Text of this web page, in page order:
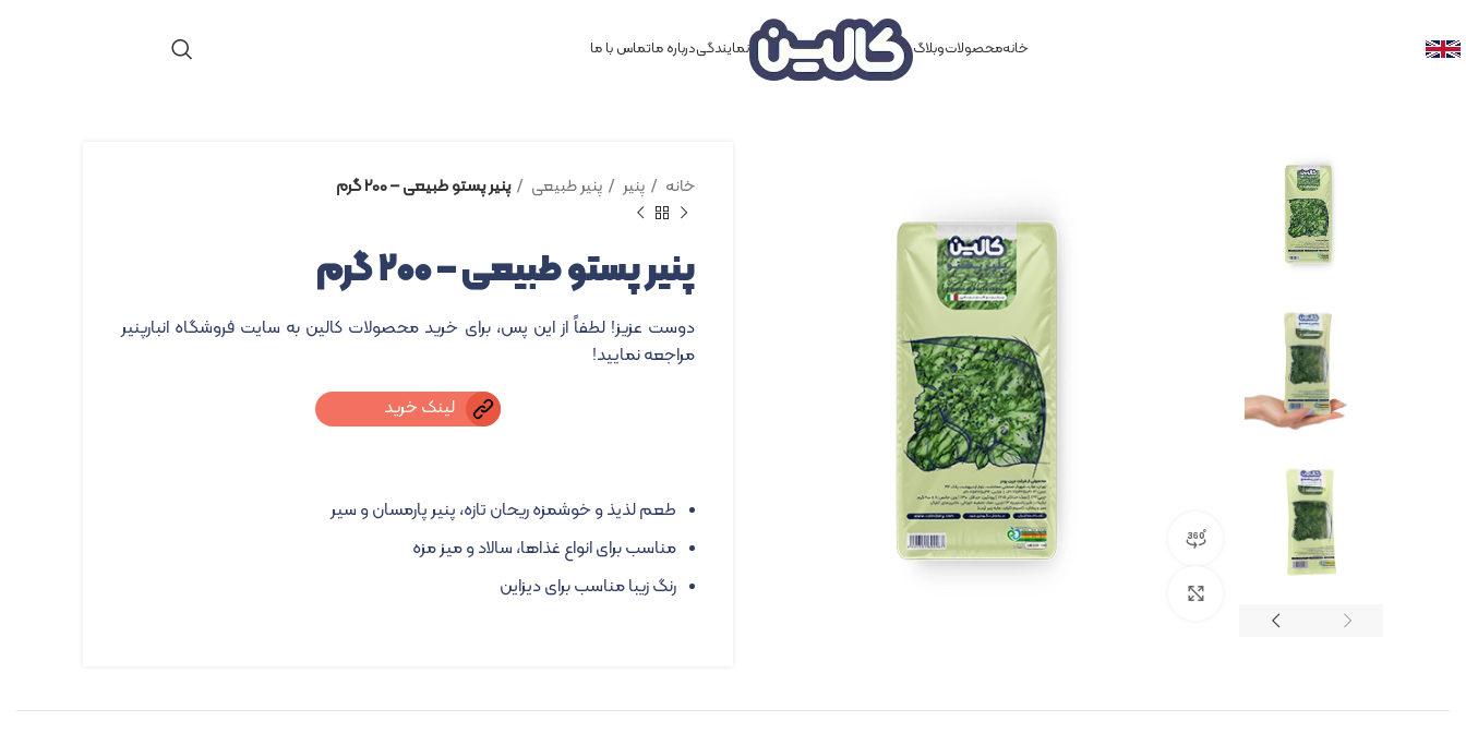
خانهمحصولاتوبلاگ نمایندگیدرباره ماتماس با ما
خانه پنیر پنیر طبیعی پنیر پستو طبیعی – ۲۰۰ گرم
پنیر پستو طبیعی – ۲۰۰ گرم
دوست عزیز! لطفاً از این پس، برای خرید محصولات کالین به سایت فروشگاه انبارپنیر
مراجعه نمایید!
لینک خرید
طعم لذیذ و خوشمزه ریحان تازه، پنیر پارمسان و سیر
مناسب برای انواع غذاها، سالاد و میز مزه
رنگ زیبا مناسب برای دیزاین